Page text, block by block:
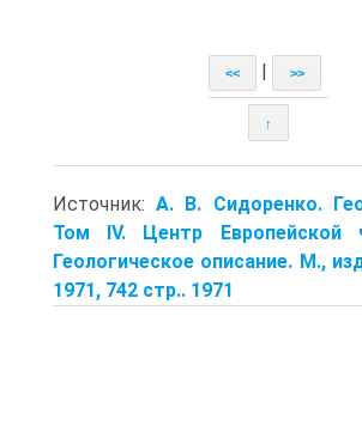
<< >>
↑
Источник:А. В. Сидоренко.
Том IV. Центр Европейской
Геологическое описание. М.,
1971, 742 стр.. 1971